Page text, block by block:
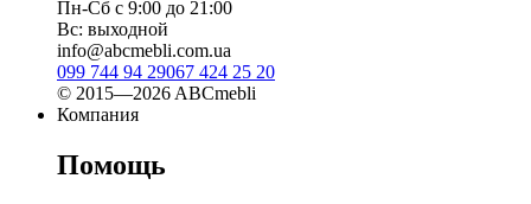
Пн-Сб с 9:00 до 21:00
Вс: выходной
info@abcmebli.com.ua
099 744 94 29067 424 25 20
© 2015—2026 ABCmebli
Компания
Помощь